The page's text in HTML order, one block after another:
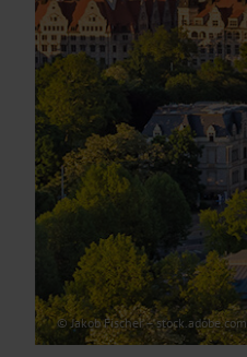
© Jakob Fischer – stock.adobe.com